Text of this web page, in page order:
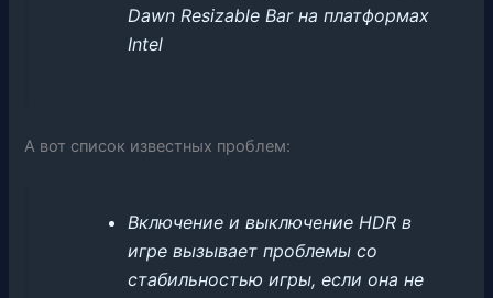
Dawn Resizable Bar на платформах
Intel
А вот список известных проблем:
Включение и выключение HDR в
игре вызывает проблемы со
стабильностью игры, если она не